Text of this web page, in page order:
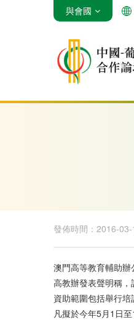
安哥拉
與會國
發佈時間：2016-
澳門高等教育輔助辦
高教辦發表聲明稱，
資助範圍包括舉行培
凡擬於今年5月1日